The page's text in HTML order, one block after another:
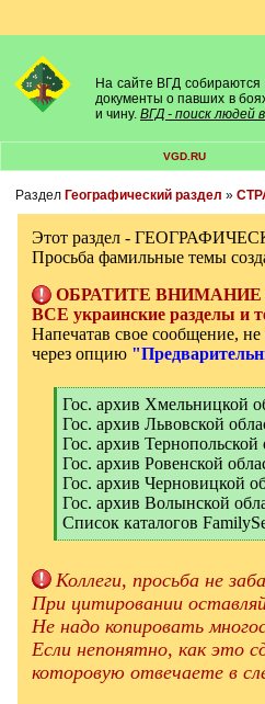
На сайте ВГД собираются
документы о павших в
и чину. ВГД - поиск людей
VGD.RU
Раздел Географический раздел »
Этот раздел -
Просьба фамильные темы
ОБРАТИТЕ ВНИМАНИЕ
ВСЕ украинские разделы и
Напечатав свое сообщение,
через опцию
[
q
Гос. архив
Гос. архив Львовской
Гос. архив
Гос. архив Ровенской
Гос. архив Черновицкой
Гос. архив Волынской
Список каталогов
[
]
Коллеги, просьба не
При цитировании
Не надо копировать
Если непонятно, как это
которовую отвечаете в